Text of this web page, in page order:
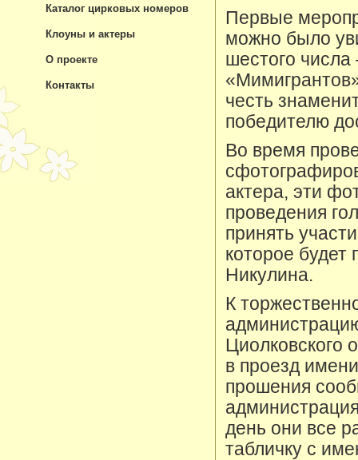
Первые
можно было
шестого
честь
победителю
Во время
актера, эти
проведения
принять
которое будет
Никулина.
К
Циолковского
в проезд
прошения
день они все
табличку с
Каталог цирковых номеров
Клоуны и актеры
О проекте
Контакты